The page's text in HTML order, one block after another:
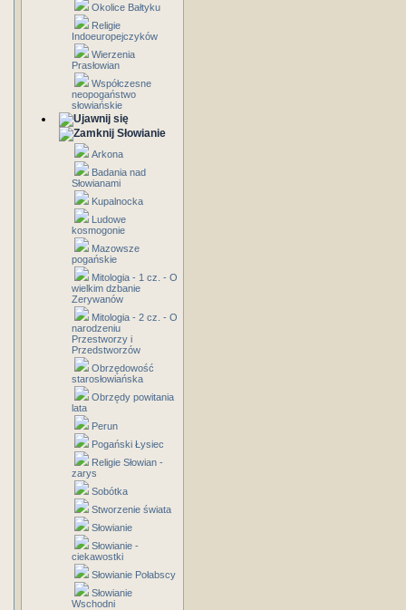
Okolice Bałtyku
Religie
Indoeuropejczyków
Wierzenia
Prasłowian
Współczesne
neopogaństwo
słowiańskie
Słowianie
Arkona
Badania nad
Słowianami
Kupalnocka
Ludowe
kosmogonie
Mazowsze
pogańskie
Mitologia - 1 cz. - O
wielkim dzbanie
Zerywanów
Mitologia - 2 cz. - O
narodzeniu
Przestworzy i
Przedstworzów
Obrzędowość
starosłowiańska
Obrzędy powitania
lata
Perun
Pogański Łysiec
Religie Słowian -
zarys
Sobótka
Stworzenie świata
Słowianie
Słowianie -
ciekawostki
Słowianie Połabscy
Słowianie
Wschodni